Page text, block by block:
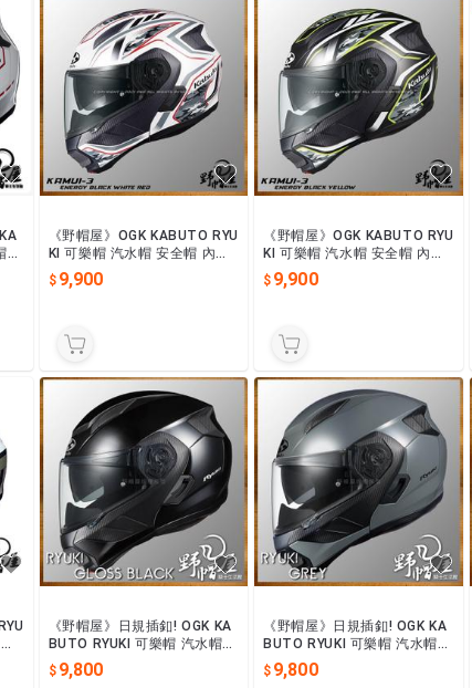
B
《野帽屋》OGK KABUTO RYU
KI 可樂帽 汽水帽 安全帽 內墨
片 眼鏡溝 龍崎。ENERGY 黑
白紅
9,900
《野帽屋》OGK KABUTO RYU
KI 可樂帽 汽水帽 安全帽 內墨
片 眼鏡溝 龍崎。ENERGY 黑
黃9,900
《野帽屋》日規插釦! OGK KA
BUTO RYUKI 可樂帽 汽水帽
安全帽 內墨片 眼鏡溝 龍崎。
素亮黑
9,800
《野帽屋》日規插釦! OGK KA
BUTO RYUKI 可樂帽 汽水帽
安全帽 內墨片 眼鏡溝 龍崎。
素灰
9,800